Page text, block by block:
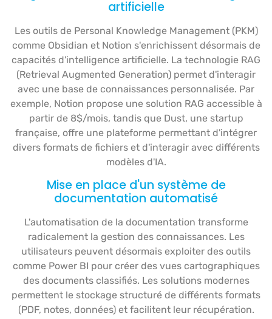
artificielle
Les outils de Personal Knowledge Management (PKM)
comme Obsidian et Notion s'enrichissent désormais de
capacités d'intelligence artificielle. La technologie RAG
(Retrieval Augmented Generation) permet d'interagir
avec une base de connaissances personnalisée. Par
exemple, Notion propose une solution RAG accessible à
partir de 8$/mois, tandis que Dust, une startup
française, offre une plateforme permettant d'intégrer
divers formats de fichiers et d'interagir avec différents
modèles d'IA.
Mise en place d'un système de
documentation automatisé
L'automatisation de la documentation transforme
radicalement la gestion des connaissances. Les
utilisateurs peuvent désormais exploiter des outils
comme Power BI pour créer des vues cartographiques
des documents classifiés. Les solutions modernes
permettent le stockage structuré de différents formats
(PDF, notes, données) et facilitent leur récupération.